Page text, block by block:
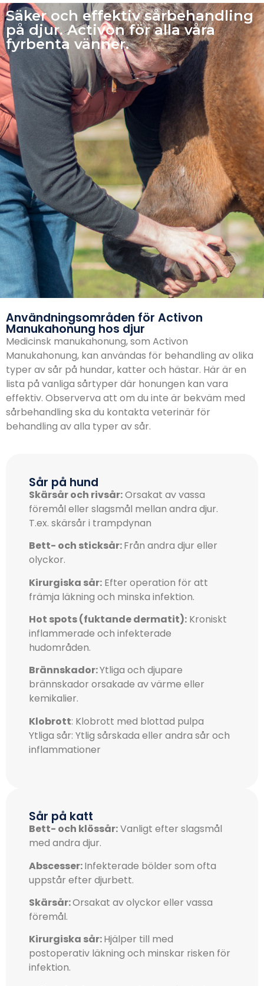
Säker och effektiv sårbehandling
på djur. Activon för alla våra
fyrbenta vänner.
Användningsområden för Activon
Manukahonung hos djur
Medicinsk manukahonung, som Activon
Manukahonung, kan användas för behandling av olika
typer av sår på hundar, katter och hästar. Här är en
lista på vanliga sårtyper där honungen kan vara
effektiv. Observerva att om du inte är bekväm med
sårbehandling ska du kontakta veterinär för
behandling av alla typer av sår.
Sår på hund
Skärsår och rivsår:Orsakat av vassa
föremål eller slagsmål mellan andra djur.
T.ex. skärsår i trampdynan
Bett- och sticksår:Från andra djur eller
olyckor.
Kirurgiska sår:Efter operation för att
främja läkning och minska infektion.
Hot spots (fuktande dermatit):Kroniskt
inflammerade och infekterade
hudområden.
Brännskador:Ytliga och djupare
brännskador orsakade av värme eller
kemikalier.
Klobrott: Klobrott med blottad pulpa
Ytliga sår: Ytlig sårskada eller andra sår och
inflammationer
Sår på katt
Bett- och klössår:Vanligt efter slagsmål
med andra djur.
Abscesser:Infekterade bölder som ofta
uppstår efter djurbett.
Skärsår:Orsakat av olyckor eller vassa
föremål.
Kirurgiska sår:Hjälper till med
postoperativ läkning och minskar risken för
infektion.